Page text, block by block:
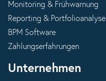
Monitoring & Frühwarnung
Reporting & Portfolioanalyse
BPM Software
Zahlungserfahrungen
Unternehmen